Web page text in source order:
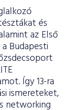
és
az Első
Budapesti
Így 13-ra
ismereteket,
networking